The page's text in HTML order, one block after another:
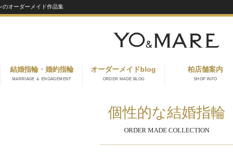
オーダーメイド作品集
結婚指輪・婚約指輪
MARRIAGE ＆ ENGAGEMENT
オーダーメイドblog
ORDER MADE BLOG
柏店舗案内
SHOP INFO
個性的な結婚指輪
ORDER MADE COLLECTION